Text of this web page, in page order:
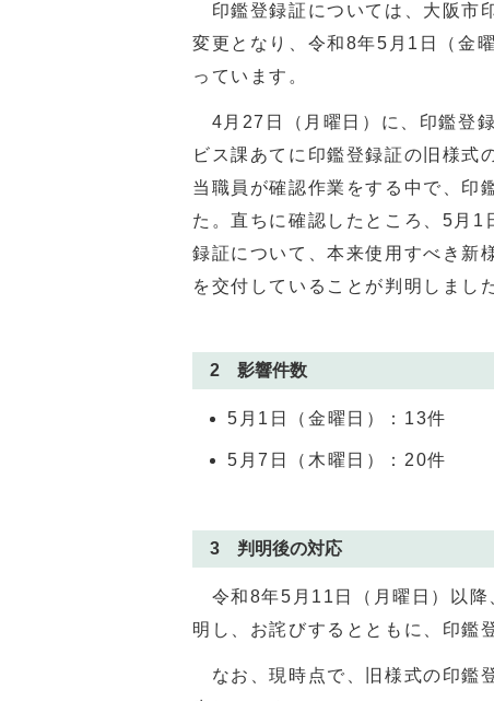
印鑑登録証については、大阪市
変更となり、令和8年5月1日（金
っています。
4月27日（月曜日）に、印鑑登
ビス課あてに印鑑登録証の旧様式
当職員が確認作業をする中で、印
た。直ちに確認したところ、5月1
録証について、本来使用すべき新
を交付していることが判明しまし
2 影響件数
5月1日（金曜日）：13件
5月7日（木曜日）：20件
3 判明後の対応
令和8年5⽉11⽇（⽉曜⽇）以降
明し、お詫びするとともに、印鑑
なお、現時点で、旧様式の印鑑